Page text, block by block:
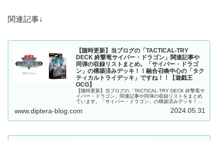
関連記事↓
【随時更新】当ブログの「TACTICAL-TRY
DECK 終撃竜サイバー・ドラゴン」関連記事や
同弾の収録リストまとめ。「サイバー・ドラゴ
ン」の構築済みデッキ！！融合召喚中心の「タク
ティカルトライデッキ」ですね！！【遊戯王
OCG】
【随時更新】当ブログの「TACTICAL-TRY DECK 終撃竜サ
イバー・ドラゴン」関連記事や同弾の収録リストをまとめ
ています。「サイバー・ドラゴン」の構築済みデッキ！！
【遊戯王OCG】
www.diptera-blog.com 2024.05.31